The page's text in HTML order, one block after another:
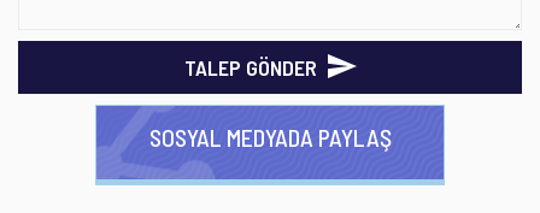
TALEP GÖNDER
SOSYAL MEDYADA PAYLAŞ